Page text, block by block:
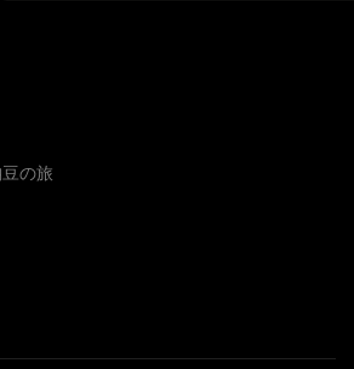
の旅